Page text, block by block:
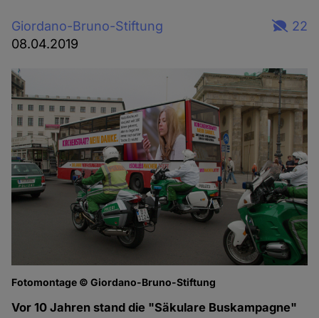
Giordano-Bruno-Stiftung
08.04.2019
22
Fotomontage © Giordano-Bruno-Stiftung
Vor 10 Jahren stand die "Säkulare Buskampagne"